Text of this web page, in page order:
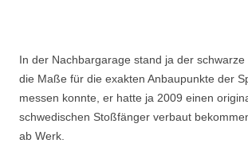
In der Nachbargarage stand ja der schwarze
die Maße für die exakten Anbaupunkte der
messen konnte, er hatte ja 2009 einen
schwedischen Stoßfänger verbaut
ab Werk.